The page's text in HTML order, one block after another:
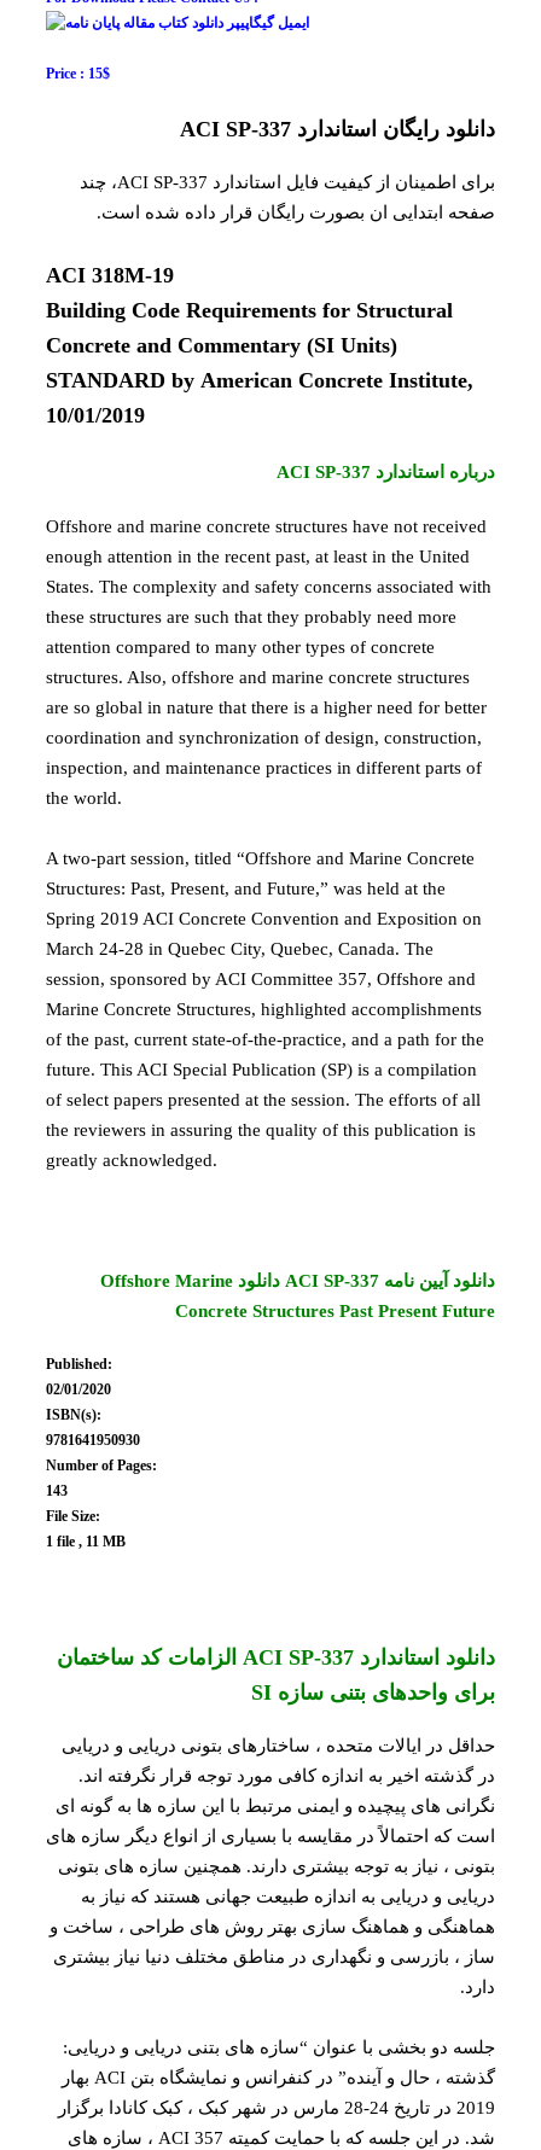
Price : 15$
دانلود رایگان استاندارد ACI SP-337
برای اطمینان از کیفیت فایل استاندارد ACI SP-337، چند
صفحه ابتدایی ان بصورت رایگان قرار داده شده است.
ACI 318M-19
Building Code Requirements for Structural
Concrete and Commentary (SI Units)
STANDARD by American Concrete Institute,
10/01/2019
درباره استاندارد ACI SP-337
Offshore and marine concrete structures have not received
enough attention in the recent past, at least in the United
States. The complexity and safety concerns associated with
these structures are such that they probably need more
attention compared to many other types of concrete
structures. Also, offshore and marine concrete structures
are so global in nature that there is a higher need for better
coordination and synchronization of design, construction,
inspection, and maintenance practices in different parts of
the world.
A two-part session, titled “Offshore and Marine Concrete
Structures: Past, Present, and Future,” was held at the
Spring 2019 ACI Concrete Convention and Exposition on
March 24-28 in Quebec City, Quebec, Canada. The
session, sponsored by ACI Committee 357, Offshore and
Marine Concrete Structures, highlighted accomplishments
of the past, current state-of-the-practice, and a path for the
future. This ACI Special Publication (SP) is a compilation
of select papers presented at the session. The efforts of all
the reviewers in assuring the quality of this publication is
greatly acknowledged.
دانلود آیین نامه ACI SP-337 دانلود Offshore Marine
Concrete Structures Past Present Future
Published:
02/01/2020
ISBN(s):
9781641950930
Number of Pages:
143
File Size:
1 file , 11 MB
دانلود استاندارد ACI SP-337 الزامات کد ساختمان
برای واحدهای بتنی سازه SI
حداقل در ایالات متحده ، ساختارهای بتونی دریایی و دریایی
در گذشته اخیر به اندازه کافی مورد توجه قرار نگرفته اند.
نگرانی های پیچیده و ایمنی مرتبط با این سازه ها به گونه ای
است که احتمالاً در مقایسه با بسیاری از انواع دیگر سازه های
بتونی ، نیاز به توجه بیشتری دارند. همچنین سازه های بتونی
دریایی و دریایی به اندازه طبیعت جهانی هستند که نیاز به
هماهنگی و هماهنگ سازی بهتر روش های طراحی ، ساخت و
ساز ، بازرسی و نگهداری در مناطق مختلف دنیا نیاز بیشتری
دارد.
جلسه دو بخشی با عنوان “سازه های بتنی دریایی و دریایی:
گذشته ، حال و آینده” در کنفرانس و نمایشگاه بتن ACI بهار
2019 در تاریخ 24-28 مارس در شهر کبک ، کبک کانادا برگزار
شد. در این جلسه که با حمایت کمیته ACI 357 ، سازه های